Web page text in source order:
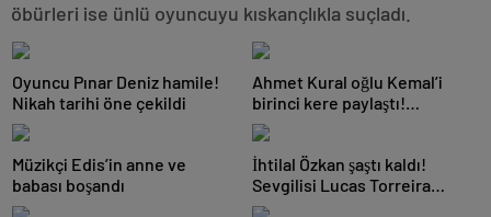
öbürleri ise ünlü oyuncuyu kıskançlıkla suçladı.
Oyuncu Pınar Deniz hamile!
Nikah tarihi öne çekildi
Ahmet Kural oğlu Kemal’i
birinci kere paylaştı!
Takipçileri yorum yağdırdı
Müzikçi Edis’in anne ve
babası boşandı
İhtilal Özkan şaştı kaldı!
Sevgilisi Lucas Torreira
plajda sürpriz yaptı